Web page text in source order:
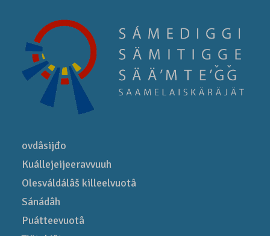
ovdâsijđo
Kuállejeijeeravvuuh
Olesváldálâš killeelvuotâ
Sánádâh
Puátteevuotâ